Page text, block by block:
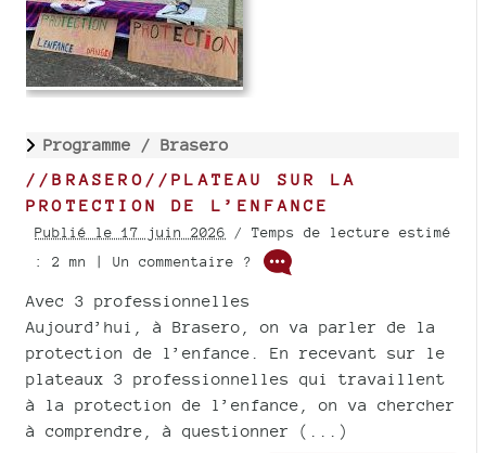
Programme / Brasero
//BRASERO//PLATEAU SUR LA
PROTECTION DE L’ENFANCE
Publié le 17 juin 2026 / Temps de lecture estimé
: 2 mn | Un commentaire ?
Avec 3 professionnelles
Aujourd’hui, à Brasero, on va parler de la
protection de l’enfance. En recevant sur le
plateaux 3 professionnelles qui travaillent
à la protection de l’enfance, on va chercher
à comprendre, à questionner (...)